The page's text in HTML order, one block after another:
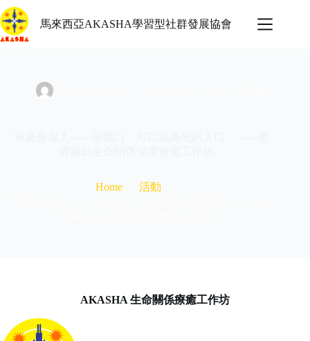
Skip
to
content
馬來西亞AKASHA學習型社群發展協會
Home
活動
AKASHA 生命關係療癒工作坊